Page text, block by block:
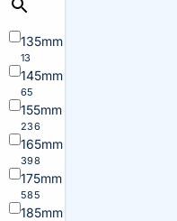
135mm
13
145mm
65
155mm
236
165mm
398
175mm
585
185mm